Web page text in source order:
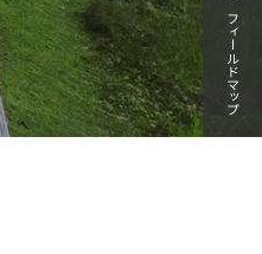
フィールドマップ